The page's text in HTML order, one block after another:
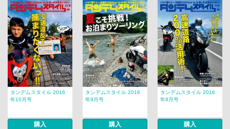
タンデムスタイル 2016
年10月号
購入
タンデムスタイル 2016
年9月号
購入
タンデムスタイル 2016
年8月号
購入